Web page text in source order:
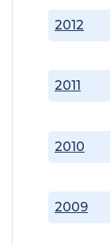
2009
2010
2011
2012